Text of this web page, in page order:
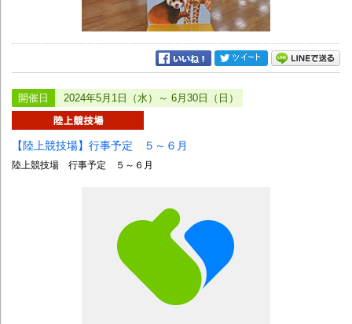
開催日 2024年5月1日（水）～ 6月30日（日）
【陸上競技場】行事予定 ５～６月
陸上競技場 行事予定 ５～６月